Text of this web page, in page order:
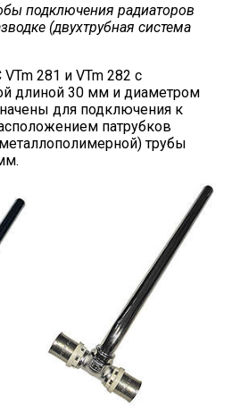
подключения радиаторов
(двухтрубная система
281 и VTm 282 с
длиной 30 мм и диаметром
для подключения к
патрубков
трубы